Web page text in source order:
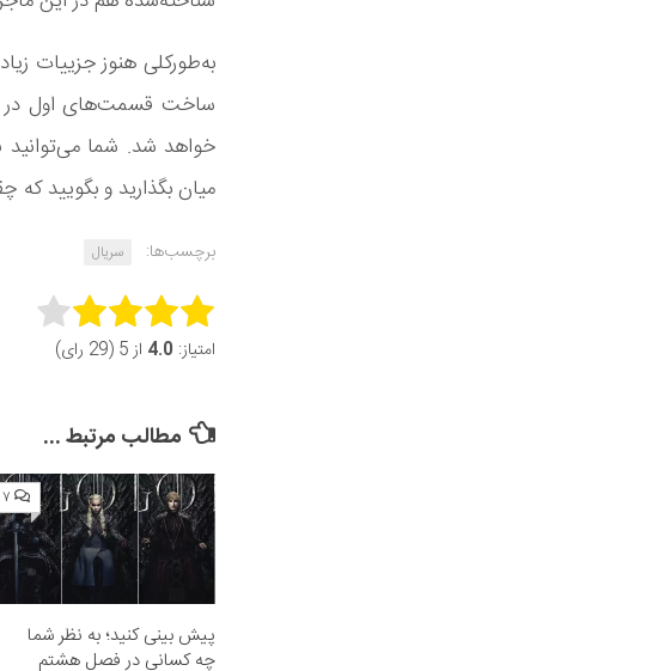
به‌طورکلی هنوز جزییات
ساخت قسمت‌های اول در
خواهد شد. شما می‌توانید
میان بگذارید و بگویید
برچسب‌ها: سریال
Rate this item:
امتیاز: 4.0 از 5 (29 رای)
مطالب مرتبط ...
۷
پیش بینی کنید؛ به نظر شما
چه کسانی در فصل هشتم